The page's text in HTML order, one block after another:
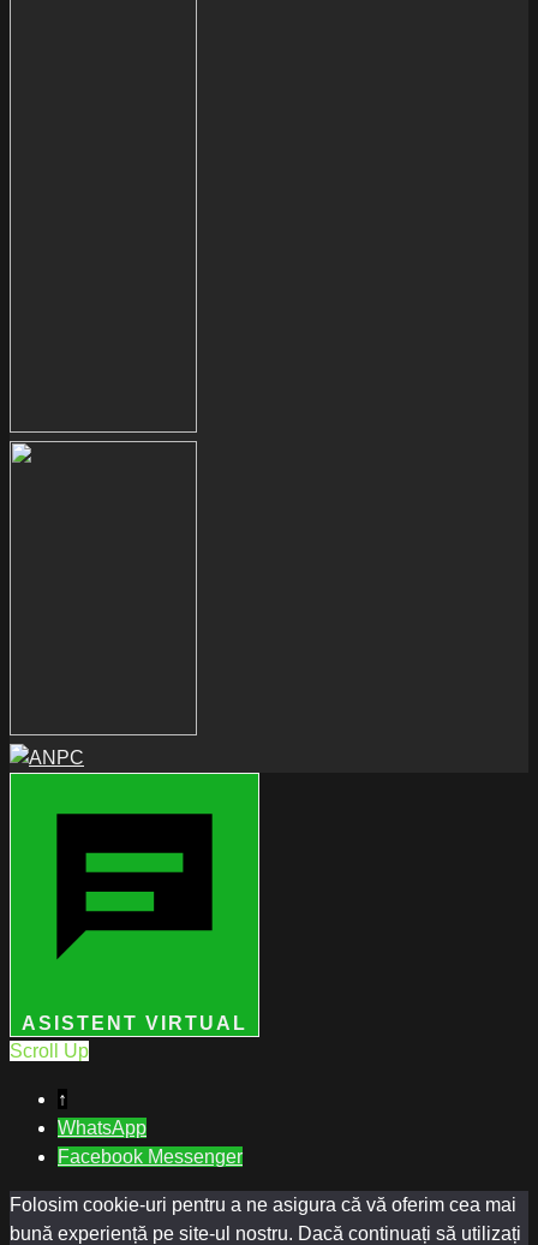
ASISTENT VIRTUAL
Scroll Up
↑
WhatsApp
Facebook Messenger
Folosim cookie-uri pentru a ne asigura că vă oferim cea mai
bună experiență pe site-ul nostru. Dacă continuați să utilizați